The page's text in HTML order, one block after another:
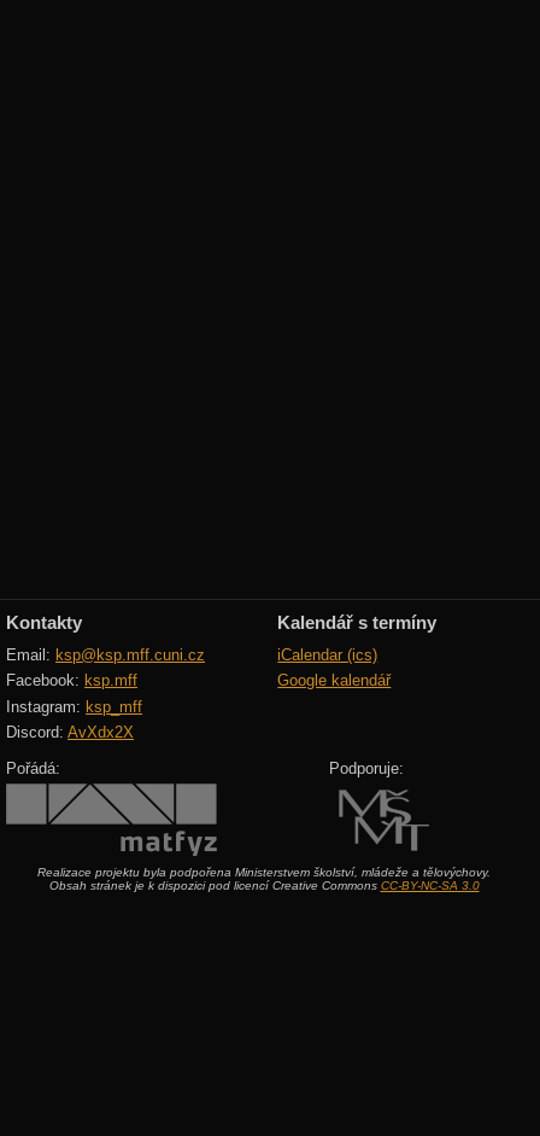
Kontakty
Email: ksp@ksp.mff.cuni.cz
Facebook: ksp.mff
Instagram: ksp_mff
Discord: AvXdx2X
Kalendář s termíny
iCalendar (ics)
Google kalendář
Pořádá: Podporuje:
Realizace projektu byla podpořena Ministerstvem školství, mládeže a tělovýchovy.
Obsah stránek je k dispozici pod licencí Creative Commons CC-BY-NC-SA 3.0